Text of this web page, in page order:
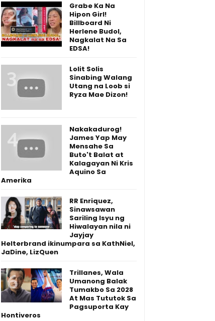
Grabe Ka Na
Hipon Girl!
Billboard Ni
Herlene Budol,
Nagkalat Na Sa
EDSA!
Lolit Solis
Sinabing Walang
Utang na Loob si
Ryza Mae Dizon!
Nakakadurog!
James Yap May
Mensahe Sa
Buto't Balat at
Kalagayan Ni Kris
Aquino Sa
Amerika
RR Enriquez,
Sinawsawan
Sariling Isyu ng
Hiwalayan nila ni
Jayjay
Helterbrand ikinumpara sa KathNiel,
JaDine, LizQuen
Trillanes, Wala
Umanong Balak
Tumakbo Sa 2028
At Mas Tututok Sa
Pagsuporta Kay
Hontiveros